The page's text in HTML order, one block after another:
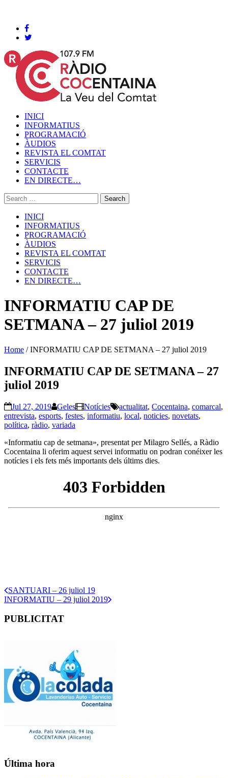
INICI
INFORMATIUS
PROGRAMACIÓ
ÀUDIOS
REVISTA EL COMTAT
SERVICIS
CONTACTE
EN DIRECTE…
INICI
INFORMATIUS
PROGRAMACIÓ
ÀUDIOS
REVISTA EL COMTAT
SERVICIS
CONTACTE
EN DIRECTE…
INFORMATIU CAP DE
SETMANA – 27 juliol 2019
Home /INFORMATIU CAP DE SETMANA – 27 juliol 2019
INFORMATIU CAP DE SETMANA – 27
juliol 2019
Jul 27, 2019 Geles Notícies actualitat, Cocentaina, comarcal,
entrevista, esports, festes, informatiu, local, noticies, novetats,
política, ràdio, variada
«Informatiu cap de setmana», presentat per Milagro Sellés, a Ràdio
Cocentaina li oferim aquest servei informatiu on podran conéixer les
notícies i els fets més importants dels últims dies.
SANTUARI – 26 juliol 19
INFORMATIU – 29 juliol 2019
PUBLICITAT
Última hora